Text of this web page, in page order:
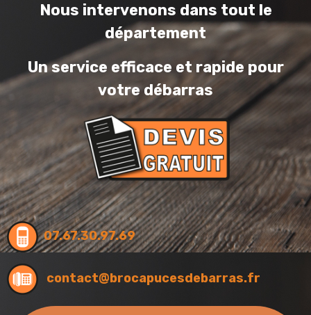
Nous intervenons dans tout le
département
Un service efficace et rapide pour
votre débarras
07.67.30.97.69
contact@brocapucesdebarras.fr